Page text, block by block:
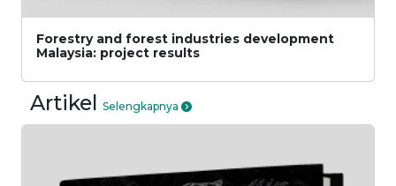
Forestry and forest industries development
Malaysia: project results
Artikel Selengkapnya